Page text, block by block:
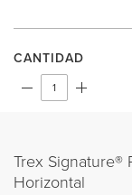
CANTIDAD
Trex Signature®
Horizontal